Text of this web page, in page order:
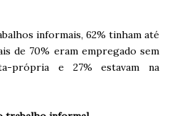
informais, 62% tinham até
de 70% eram empregado sem
própria e 27% estavam na